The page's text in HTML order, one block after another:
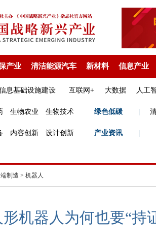
产业 清洁能源汽车 新材料 信息产业
息基础设施建设 互联网+ 大数据 人工
生物农业 生物技术 绿色低碳
内容创新 设计创新 产业资讯
制造 > 机器人
形机器人为何也要“持